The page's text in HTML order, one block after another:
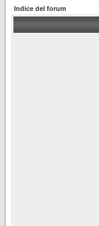
Indice del forum